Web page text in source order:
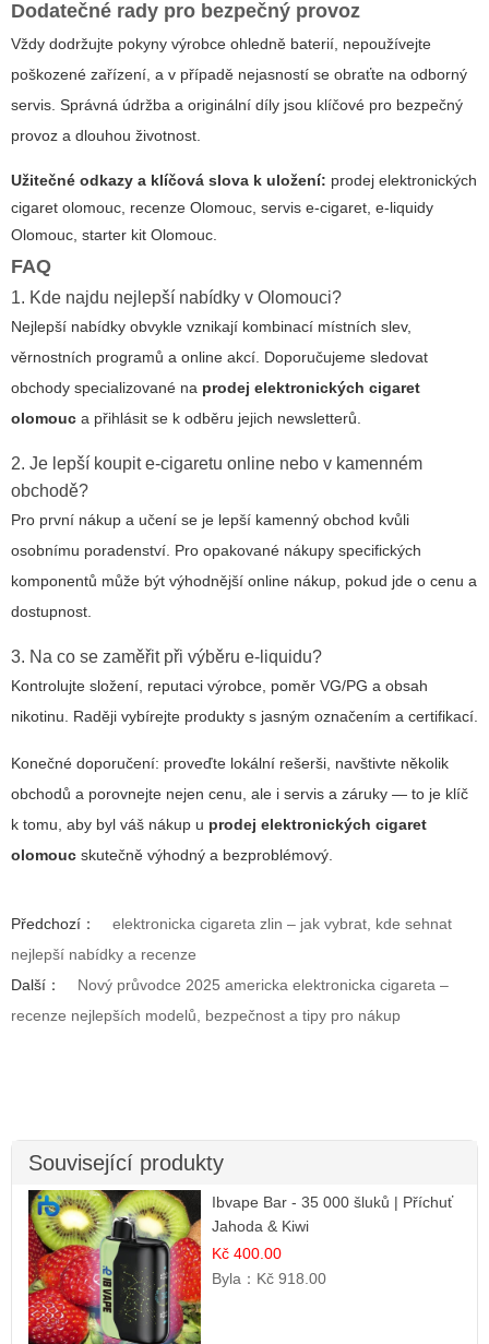
Dodatečné rady pro bezpečný provoz
Vždy dodržujte pokyny výrobce ohledně baterií, nepoužívejte
poškozené zařízení, a v případě nejasností se obraťte na odborný
servis. Správná údržba a originální díly jsou klíčové pro bezpečný
provoz a dlouhou životnost.
Užitečné odkazy a klíčová slova k uložení: prodej elektronických
cigaret olomouc , recenze Olomouc, servis e-cigaret, e-liquidy
Olomouc, starter kit Olomouc.
FAQ
1. Kde najdu nejlepší nabídky v Olomouci?
Nejlepší nabídky obvykle vznikají kombinací místních slev,
věrnostních programů a online akcí. Doporučujeme sledovat
obchody specializované na prodej elektronických cigaret
olomouc a přihlásit se k odběru jejich newsletterů.
2. Je lepší koupit e-cigaretu online nebo v kamenném
obchodě?
Pro první nákup a učení se je lepší kamenný obchod kvůli
osobnímu poradenství. Pro opakované nákupy specifických
komponentů může být výhodnější online nákup, pokud jde o cenu a
dostupnost.
3. Na co se zaměřit při výběru e-liquidu?
Kontrolujte složení, reputaci výrobce, poměr VG/PG a obsah
nikotinu. Raději vybírejte produkty s jasným označením a certifikací.
Konečné doporučení: proveďte lokální rešerši, navštivte několik
obchodů a porovnejte nejen cenu, ale i servis a záruky — to je klíč
k tomu, aby byl váš nákup u prodej elektronických cigaret
olomouc skutečně výhodný a bezproblémový.
Předchozí：
elektronicka cigareta zlin – jak vybrat, kde sehnat
nejlepší nabídky a recenze
Další：
Nový průvodce 2025 americka elektronicka cigareta –
recenze nejlepších modelů, bezpečnost a tipy pro nákup
Související produkty
Ibvape Bar - 35 000 šluků | Příchuť
Jahoda & Kiwi
Kč 400.00
Byla： Kč 918.00